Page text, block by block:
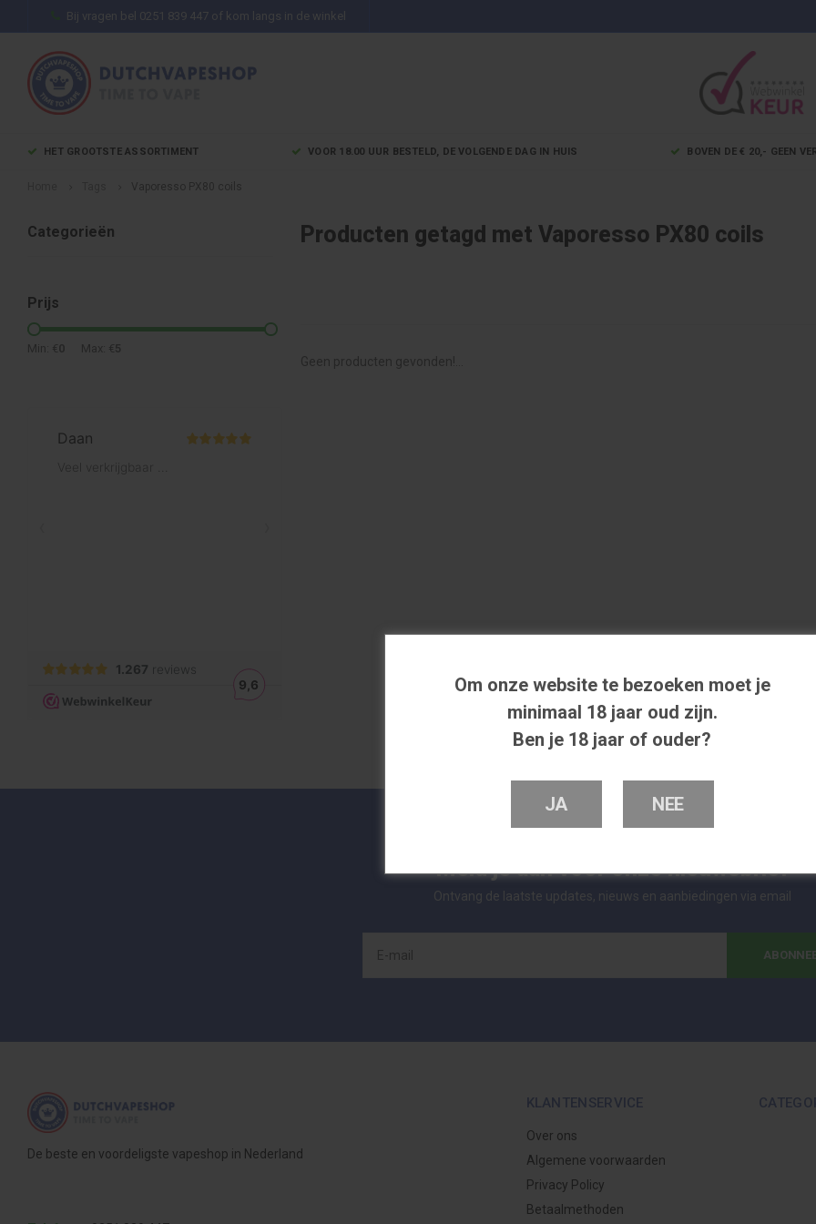
Om onze website te bezoeken moet je
minimaal 18 jaar oud zijn.
Ben je 18 jaar of ouder?
JA NEE
Bij vragen bel 0251 839 447 of kom langs in de winkel
HET GROOTSTE ASSORTIMENT VOOR 18.00 UUR BESTELD, DE VOLGENDE DAG IN HUIS BOVEN DE € 20,- GEEN
Vaporesso PX80 coils
Categorieën
Prijs
Min: € 0 Max: € 5
Producten getagd met Vaporesso PX80 coils
Geen producten gevonden!...
Meld je aan voor onze nieuwsbrief
Ontvang de laatste updates, nieuws en aanbiedingen via email
De beste en voordeligste vapeshop in Nederland
KLANTENSERVICE
Over ons
Algemene voorwaarden
Privacy Policy
Betaalmethoden